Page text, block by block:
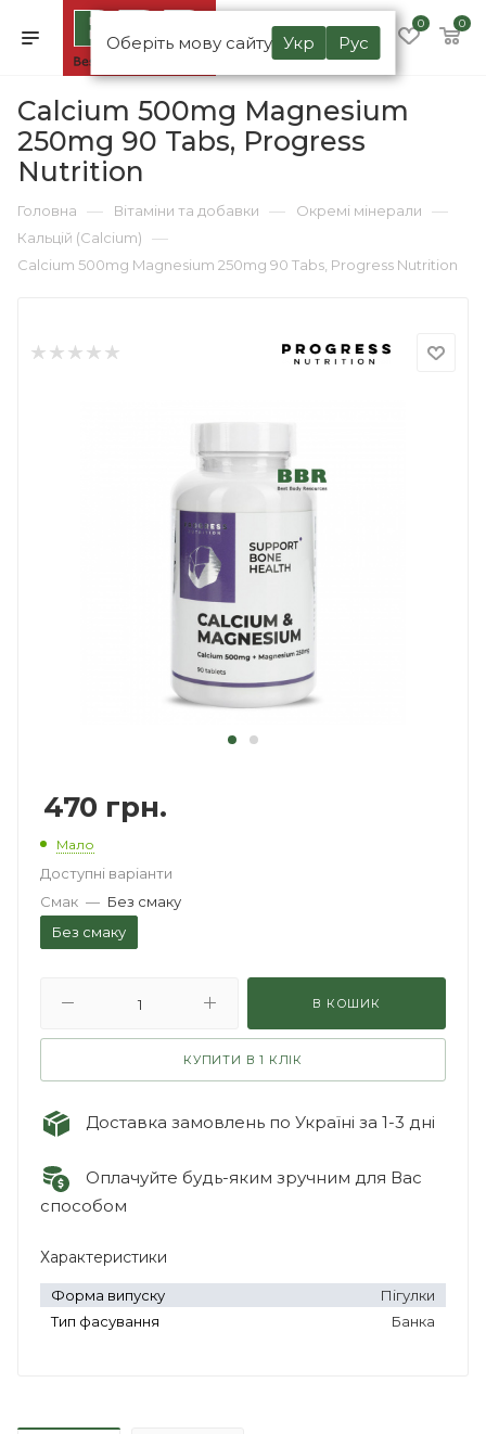
Оберіть мову сайту Укр Рус
0 0
Calcium 500mg Magnesium
250mg 90 Tabs, Progress
Nutrition
Головна — Вітаміни та добавки — Окремі мінерали —
Кальцій (Calcium) —
Calcium 500mg Magnesium 250mg 90 Tabs, Progress Nutrition
470 грн.
Мало
Доступні варіанти
Смак — Без смаку
Без смаку
В КОШИК
КУПИТИ В 1 КЛІК
Доставка замовлень по Україні за 1-3 дні
Оплачуйте будь-яким зручним для Вас
способом
Характеристики
Форма випуску
Пігулки
Тип фасування
Банка